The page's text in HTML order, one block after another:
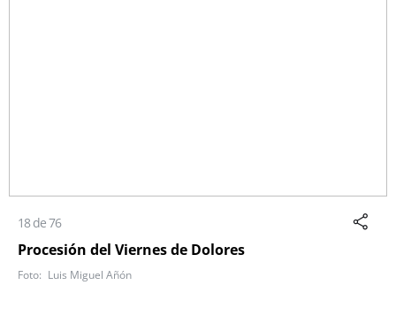
18 de 76
Procesión del Viernes de Dolores
Luis Miguel Añón